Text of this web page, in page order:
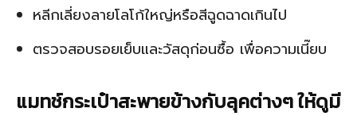
หลีกเลี่ยงลายโลโก้ใหญ่หรือสีฉูดฉาดเกินไป
ตรวจสอบรอยเย็บและวัสดุก่อนซื้อ เพื่อความเนี๊ยบ
แมทช์กระเป๋าสะพายข้างกับลุคต่างๆ ให้ดูมี